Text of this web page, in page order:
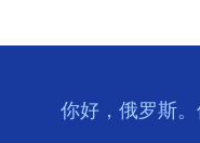
你好，俄罗斯